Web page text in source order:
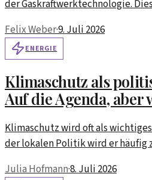
der Gaskraftwerktechnologie.
und die Versorgungssicherheit in
Felix Weber·9. Juli 2026
ENERGIE
Klimaschutz als
Auf die Agenda, aber
Klimaschutz wird oft als
der lokalen Politik wird er häufig
Julia Hofmann·8. Juli 2026